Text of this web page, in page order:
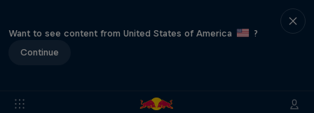
Want to see content from United States of America
?
Continue